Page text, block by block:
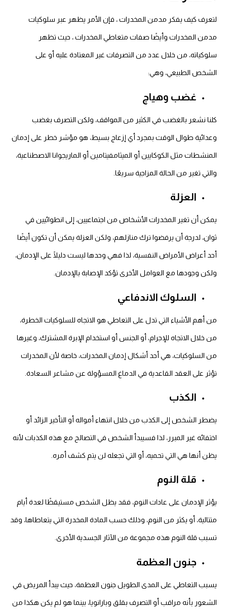
لتعرف كيف يفكر مدمن المخدرات، فإن الأمر يظهر عبر سلوكيات
مدمن المخدرات وأيضًا صفات متعاطي المخدرات ، حيث تظهر
سلوكياته، من خلال عدد من التصرفات غير المعتادة عليه أو على
الشخص الطبيعي، وهي:
غضب وهياج
كلنا نشعر بالغضب في الكثير من المواقف، ولكن التصرف بغضب
وعدائية طوال الوقت بمجرد أي إزعاج بسيط، هو مؤشر خطر على إدمان
المنشطات مثل الكوكايين أو الميثامفيتامين أو الماريجوانا الاصطناعية،
والتي تغير من الحالة المزاجية سريعًا.
العزلة
يمكن أن تغير المخدرات الأشخاص من اجتماعيين، إلى انطوائيين في
ثوان، لدرجة أن يرفضوا ترك منازلهم، ولكن العزلة يمكن أن تكون أيضًا
أحد أعراض الأمراض النفسية، لذا فهي وحدها ليست دليلًا على الإدمان،
ولكن وجودها مع العوامل الأخرى تؤكد الإصابة بالإدمان.
السلوك الاندفاعي
من أهم الأشياء التي تدل على التعاطي هو الاتجاه للسلوكيات الخطرة،
من خلال الاتجاه للإجرام، أو الجنس أو استخدام الإبرة المشترك، وغيرها
من السلوكيات، هي أحد أشكال إدمان المخدرات، خاصة لأن المخدرات
تؤثر على العقد القاعدية في الدماغ المسؤولة عن مشاعر السعادة.
الكذب
يضطر الشخص إلى الكذب من خلال انتهاء أمواله أو التأخير الزائد أو
اختفائه غير المبرر، لذا فسيبدأ الشخص في التصالح مع هذه الكذبات لأنه
يظن أنها هي التي تحميه، أو التي تجعله لن يتم كشف أمره.
قلة النوم
يؤثر الإدمان على عادات النوم، فقد يظل الشخص مستيقظًا لعدة أيام
متتالية، أو يكثر من النوم، وذلك حسب المادة المخدرة التي يتعاطاها، وقد
تسبب قلة النوم هذه مجموعة من الآثار الجسدية الأخرى.
جنون العظمة
يسبب التعاطي على المدى الطويل جنون العظمة، حيث يبدأ المريض في
الشعور بأنه مراقب أو التصرف بقلق وبارانويا، بينما هو لم يكن هكذا من